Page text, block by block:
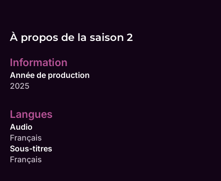
À propos de la saison 2
Information
Année de production
2025
Langues
Audio
Français
Sous-titres
Français